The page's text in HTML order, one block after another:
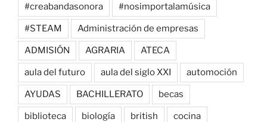
#creabandasonora #nosimportalamúsica
#STEAM Administración de empresas
ADMISIÓN AGRARIA ATECA
aula del futuro aula del siglo XXI automoción
AYUDAS BACHILLERATO becas
biblioteca biología british cocina